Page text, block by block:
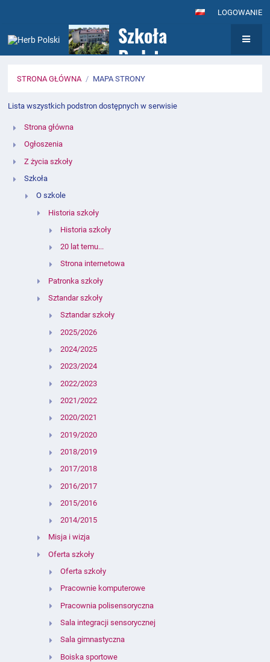
LOGOWANIE
Szkoła
Podstawowa nr
7
z Oddziałami
STRONA GŁÓWNA / MAPA STRONY
Mapa
strony
Lista wszystkich podstron dostępnych w serwisie
Strona główna
Ogłoszenia
Z życia szkoły
Szkoła
O szkole
Historia szkoły
Historia szkoły
20 lat temu...
Strona internetowa
Patronka szkoły
Sztandar szkoły
Sztandar szkoły
2025/2026
2024/2025
2023/2024
2022/2023
2021/2022
2020/2021
2019/2020
2018/2019
2017/2018
2016/2017
2015/2016
2014/2015
Misja i wizja
Oferta szkoły
Oferta szkoły
Pracownie komputerowe
Pracownia polisensoryczna
Sala integracji sensorycznej
Sala gimnastyczna
Boiska sportowe